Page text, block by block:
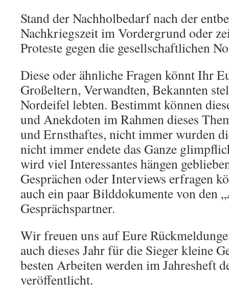
Stand der Nachholbedarf nach der
Nachkriegszeit im Vordergrund oder
Proteste gegen die gesellschaftlichen
Diese oder ähnliche Fragen könnt Ihr
Großeltern, Verwandten, Bekannten
Nordeifel lebten. Bestimmt können
und Anekdoten im Rahmen dieses
und Ernsthaftes, nicht immer wurden
nicht immer endete das Ganze
wird viel Interessantes hängen
Gesprächen oder Interviews erfragen
auch ein paar Bilddokumente von den
Gesprächspartner.
Wir freuen uns auf Eure
auch dieses Jahr für die Sieger kleine
besten Arbeiten werden im Jahresheft
veröffentlicht.